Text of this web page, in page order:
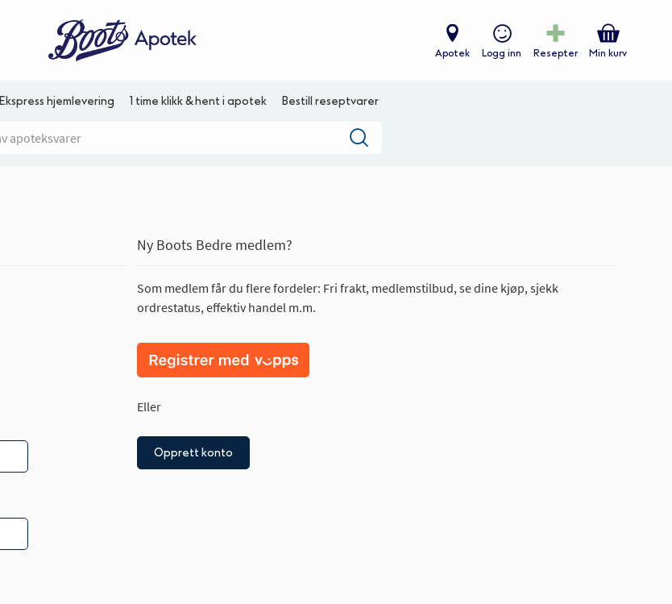
Apotek Logg inn Resepter Min kurv
Ekspress hjemlevering 1 time klikk & hent i apotek Bestill reseptvarer
Ny Boots Bedre medlem?
Som medlem får du flere fordeler: Fri frakt, medlemstilbud, se dine kjøp, sjekk
ordrestatus, effektiv handel m.m.
Eller
Opprett konto